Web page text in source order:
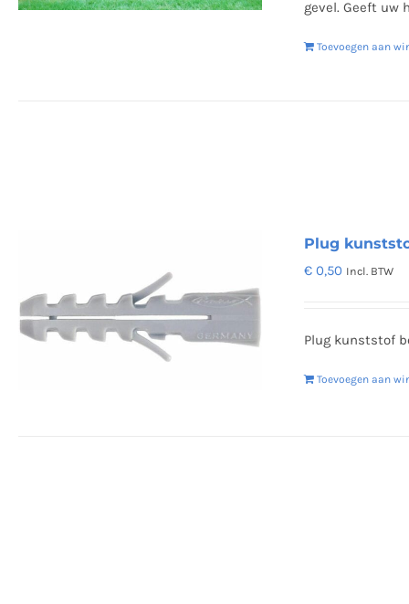
gevel. Geeft uw
Toevoegen aan
Plug
€ 0,50 Incl. BTW
Plug kunststof
Toevoegen aan